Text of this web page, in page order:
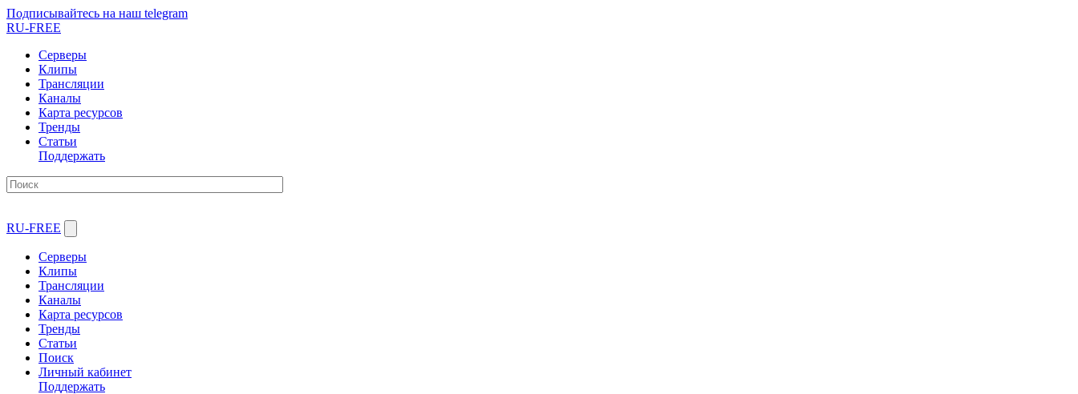
Подписывайтесь на наш telegram
RU-FREE
Серверы
Клипы
Трансляции
Каналы
Карта ресурсов
Тренды
Статьи
Поддержать
RU-FREE
Серверы
Клипы
Трансляции
Каналы
Карта ресурсов
Тренды
Статьи
Поиск
Личный кабинет
Поддержать